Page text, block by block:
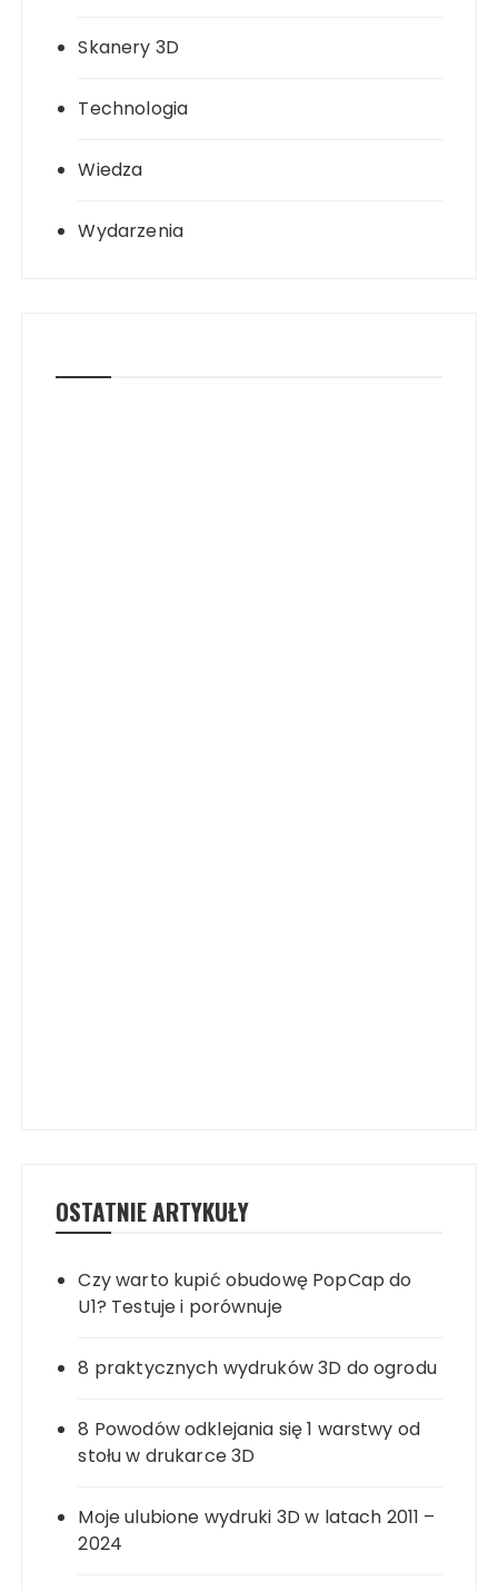
Skanery 3D
Technologia
Wiedza
Wydarzenia
OSTATNIE ARTYKUŁY
Czy warto kupić obudowę PopCap do
U1? Testuje i porównuje
8 praktycznych wydruków 3D do ogrodu
8 Powodów odklejania się 1 warstwy od
stołu w drukarce 3D
Moje ulubione wydruki 3D w latach 2011 –
2024